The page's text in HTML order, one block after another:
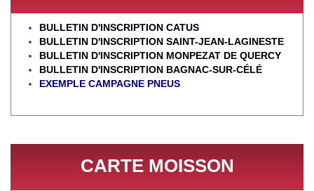
BULLETIN D'INSCRIPTION CATUS
BULLETIN D'INSCRIPTION SAINT-JEAN-LAGINESTE
BULLETIN D'INSCRIPTION MONPEZAT DE QUERCY
BULLETIN D'INSCRIPTION BAGNAC-SUR-CÉLÉ
EXEMPLE CAMPAGNE PNEUS
CARTE MOISSON